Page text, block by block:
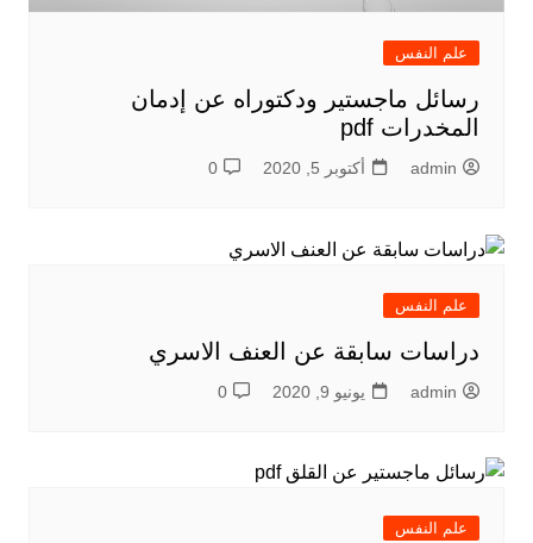
علم النفس
رسائل ماجستير ودكتوراه عن إدمان
المخدرات pdf
admin أكتوبر 5, 2020 0
علم النفس
دراسات سابقة عن العنف الاسري
admin يونيو 9, 2020 0
علم النفس